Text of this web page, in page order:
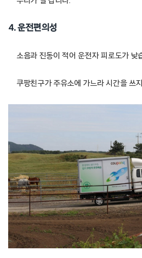
4.운전편의성
소음과 진동이 적어 운전자 피로도가 낮
쿠팡친구가 주유소에 가느라 시간을 쓰